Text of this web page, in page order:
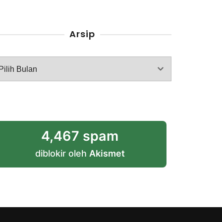
Arsip
4,467 spam
diblokir oleh Akismet